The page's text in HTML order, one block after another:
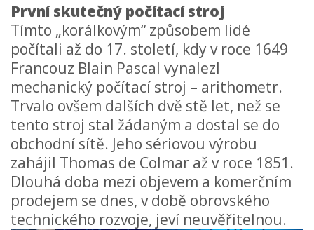
První skutečný počítací stroj
Tímto „korálkovým“ způsobem lidé
počítali až do 17. století, kdy v roce 1649
Francouz Blain Pascal vynalezl
mechanický počítací stroj – arithometr.
Trvalo ovšem dalších dvě stě let, než se
tento stroj stal žádaným a dostal se do
obchodní sítě. Jeho sériovou výrobu
zahájil Thomas de Colmar až v roce 1851.
Dlouhá doba mezi objevem a komerčním
prodejem se dnes, v době obrovského
technického rozvoje, jeví neuvěřitelnou.